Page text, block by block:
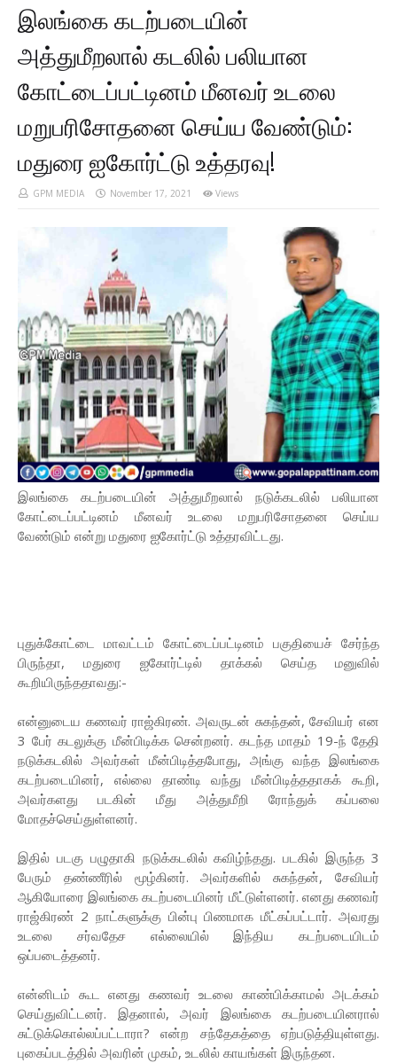
இலங்கை கடற்படையின்
அத்துமீறலால் கடலில் பலியான
கோட்டைப்பட்டினம் மீனவர் உடலை
மறுபரிசோதனை செய்ய வேண்டும்:
மதுரை ஐகோர்ட்டு உத்தரவு!
GPM MEDIA November 17, 2021 Views
இலங்கை கடற்படையின் அத்துமீறலால் நடுக்கடலில் பலியான
கோட்டைப்பட்டினம் மீனவர் உடலை மறுபரிசோதனை செய்ய
வேண்டும் என்று மதுரை ஐகோர்ட்டு உத்தரவிட்டது.
புதுக்கோட்டை மாவட்டம் கோட்டைப்பட்டினம் பகுதியைச் சேர்ந்த
பிருந்தா, மதுரை ஐகோர்ட்டில் தாக்கல் செய்த மனுவில்
கூறியிருந்ததாவது:-
என்னுடைய கணவர் ராஜ்கிரண். அவருடன் சுகந்தன், சேவியர் என
3 பேர் கடலுக்கு மீன்பிடிக்க சென்றனர். கடந்த மாதம் 19-ந் தேதி
நடுக்கடலில் அவர்கள் மீன்பிடித்தபோது, அங்கு வந்த இலங்கை
கடற்படையினர், எல்லை தாண்டி வந்து மீன்பிடித்ததாகக் கூறி,
அவர்களது படகின் மீது அத்துமீறி ரோந்துக் கப்பலை
மோதச்செய்துள்ளனர்.
இதில் படகு பழுதாகி நடுக்கடலில் கவிழ்ந்தது. படகில் இருந்த 3
பேரும் தண்ணீரில் மூழ்கினர். அவர்களில் சுகந்தன், சேவியர்
ஆகியோரை இலங்கை கடற்படையினர் மீட்டுள்ளனர். எனது கணவர்
ராஜ்கிரண் 2 நாட்களுக்கு பின்பு பிணமாக மீட்கப்பட்டார். அவரது
உடலை சர்வதேச எல்லையில் இந்திய கடற்படையிடம்
ஒப்படைத்தனர்.
என்னிடம் கூட எனது கணவர் உடலை காண்பிக்காமல் அடக்கம்
செய்துவிட்டனர். இதனால், அவர் இலங்கை கடற்படையினரால்
சுட்டுக்கொல்லப்பட்டாரா? என்ற சந்தேகத்தை ஏற்படுத்தியுள்ளது.
புகைப்படத்தில் அவரின் முகம், உடலில் காயங்கள் இருந்தன.